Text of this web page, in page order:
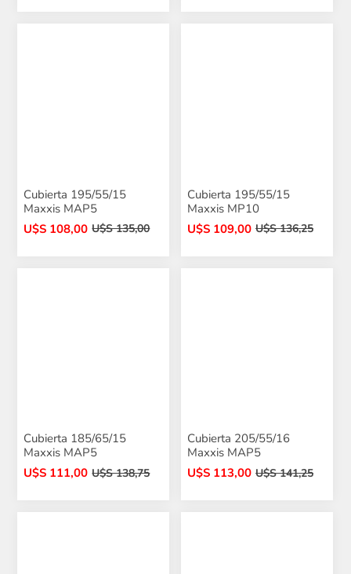
Cubierta 195/55/15
Maxxis MAP5
U$S 108,00 U$S 135,00
Cubierta 195/55/15
Maxxis MP10
U$S 109,00 U$S 136,25
Cubierta 185/65/15
Maxxis MAP5
U$S 111,00 U$S 138,75
Cubierta 205/55/16
Maxxis MAP5
U$S 113,00 U$S 141,25